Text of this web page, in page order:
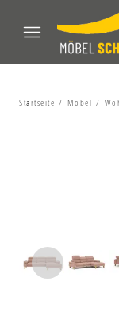
Startseite Möbel